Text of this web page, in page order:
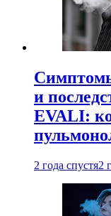
и
EVALI:
2 года спустя2